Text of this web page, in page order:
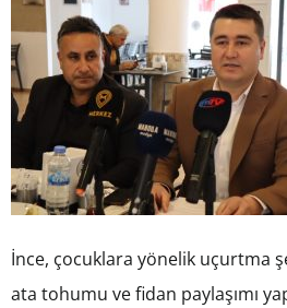
İnce, çocuklara yönelik uçurtma
ata tohumu ve fidan paylaşımı